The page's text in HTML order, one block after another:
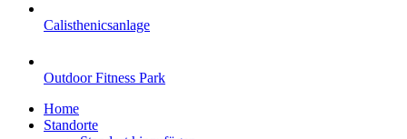
Calisthenicsanlage
Outdoor Fitness Park
Home
Standorte